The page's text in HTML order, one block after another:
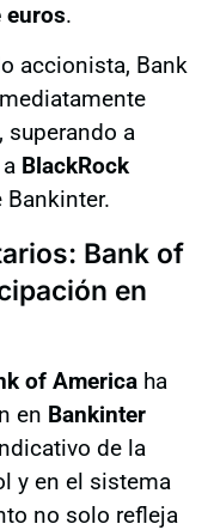
euros.
accionista, Bank
superando a
BlackRock
Bankinter.
Bank of
en
of Americaha
en Bankinter
de la
y en el sistema
no solo refleja